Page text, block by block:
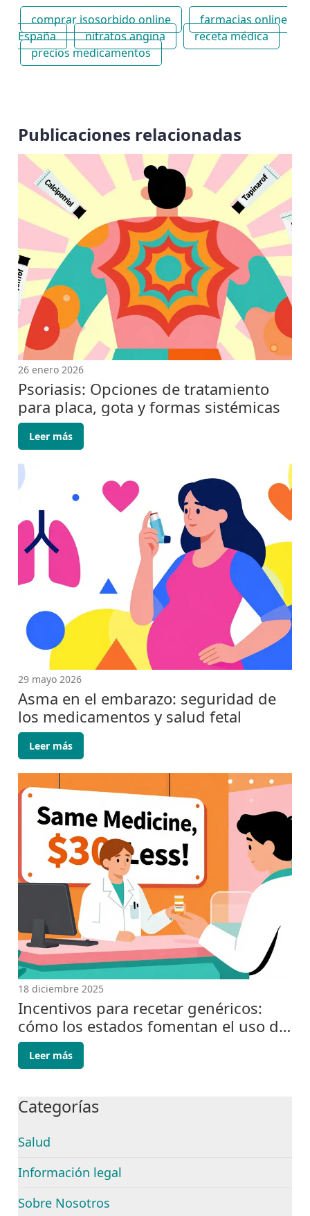
comprar isosorbido online
farmacias online
España
nitratos angina
receta médica
precios medicamentos
Publicaciones relacionadas
26 enero 2026
Psoriasis: Opciones de tratamiento
para placa, gota y formas sistémicas
Leer más
29 mayo 2026
Asma en el embarazo: seguridad de
los medicamentos y salud fetal
Leer más
18 diciembre 2025
Incentivos para recetar genéricos:
cómo los estados fomentan el uso de
medicamentos genéricos
Leer más
Categorías
Salud
Información legal
Sobre Nosotros